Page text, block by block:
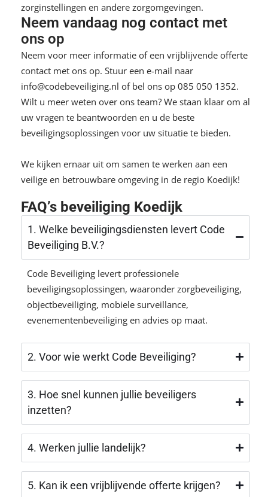
zorginstellingen en andere zorgomgevingen.
Neem vandaag nog contact met
ons op
Neem voor meer informatie of een vrijblijvende offerte
contact met ons op. Stuur een e-mail naar
info@codebeveiliging.nl of bel ons op 085 050 1352.
Wilt u meer weten over ons team? We staan ​​klaar om al
uw vragen te beantwoorden en u de beste
beveiligingsoplossingen voor uw situatie te bieden.
We kijken ernaar uit om samen te werken aan een
veilige en betrouwbare omgeving in de regio Koedijk!
FAQ’s beveiliging Koedijk
1. Welke beveiligingsdiensten levert Code
Beveiliging B.V.?
Code Beveiliging levert professionele
beveiligingsoplossingen, waaronder zorgbeveiliging,
objectbeveiliging, mobiele surveillance,
evenementenbeveiliging en advies op maat.
2. Voor wie werkt Code Beveiliging?
3. Hoe snel kunnen jullie beveiligers
inzetten?
4. Werken jullie landelijk?
5. Kan ik een vrijblijvende offerte krijgen?